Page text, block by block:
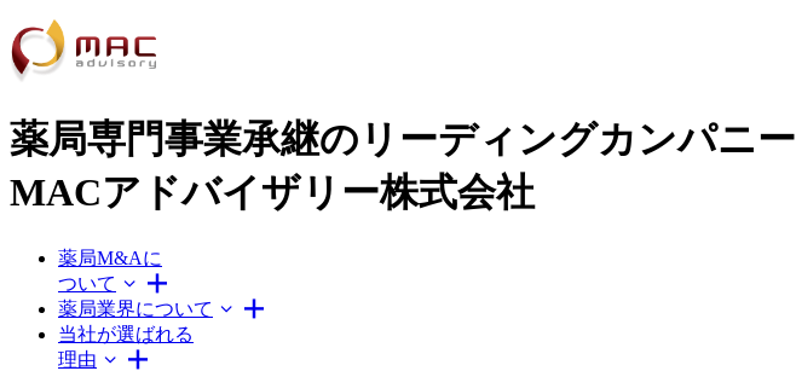
薬局専門事業承継のリーディングカンパニー
MACアドバイザリー株式会社
薬局M&Aに
ついて
薬局業界について
当社が選ばれる
理由